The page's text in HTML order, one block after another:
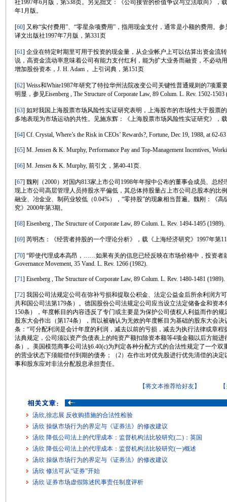
社1997年6月版，第538页。另见拙文：《公司接管的价值争议与立法取向》，
年1月版。
[60] 又称“实付费用”、“零星杂项费用”，指用现金支付，通常是小额的费用。
译文出版社1997年7月版，第331页
[61] 企业在特定时期里可用于投资的现金量，从企业帐户上可以估算出资金流
说，高资金流动率意味着公司有能力支付红利，能为扩大业务而融资，不必动
增加股份资本，J. H. Adam， 上引词典，第151页
[62] Weiss和White1987年研究了特拉华州法院改变公司关键性普通规则的7项
明显，参见Eisenberg , The Structure of Corporate Law, 89 Colum. L. Rev. 1502-1503
[63] 如对我国上海股票市场风险性实证研究表明，上海股市的市场性大于股票
多地表现为市场运动的共性。见施东辉：《上海股票市场风险性实证研究》，
[64] Cf. Crystal, Where’s the Risk in CEOs’ Rewards?, Fortune, Dec 19, 1988, at 62-
[65] M. Jensen & K. Murphy, Performance Pay and Top-Management Incentives,
[66] M. Jensen & K. Murphy, 前引文，第40-41页.
[67] 魏刚（2000）对国内813家上市公司1998年年报中公布的董事会成员、总
现上市公司高层管理人员持股水平偏低，其总体持股量占上市公司总股本的比
融业、冶金业、制药业较低（0.04%），“零持股”的现象相当普遍。魏刚：《
究》2000年第3期。
[68] Eisenberg , The Structure of Corporate Law, 89 Colum. L. Rev. 1494-1495 (1989).
[69] 芮明杰：《经营者持股的一个理论分析》，载《上海经济研究》1997年第
[70] “即使代理成本高昂，……如果有关的信息已经反映在市场价格中，投资者就
Governance Movement, 35 Vand. L. Rev. 1266 (1982).
[71] Eisenberg , The Structure of Corporate Law, 89 Colum. L. Rev. 1480-1481 (1989).
[72] 我国公司法规定公司在弥补亏损和提取公积金、法定公益金后所余利润方
共和国公司法第179条）。德国股份公司法规定公司应当设立法定储备金和资
150条），年度帐目的内容违反了专门或主要是为保护公司债权人利益而作的
股东大会作出（第174条），而以被确认为无效的年度帐目为基础的股东大会
条：“可分配利润是会计年度的利润，减去以前的亏损，减去为执行法律或章
法典规定，公司须以资产负债表上的纯资产额扣除资本额等4项金额以后方能
条）。美国模范商事公司法§6.40(c)为判定各种分配方式的合法性规定了一个
的营业状态下须能偿付到期的债务；（2）在作出对优先股进行优先清偿的决
事和股东应对非法分配股息承担责任。
【将文本推荐给好友】
汤欣,徐志展 反收购措施的合法性检验
汤欣 操纵市场行为的界定与《证券法》的修改建议
汤欣 降低公司法上的代理成本：监督机构法比较研究(二)：英国
汤欣 降低公司法上的代理成本：监督机构法比较研究(一)概述
汤欣 操纵市场行为的界定与《证券法》的修改建议
汤欣 修法可从“证券”开始
汤欣 证券市场虚假陈述民事责任制度评析